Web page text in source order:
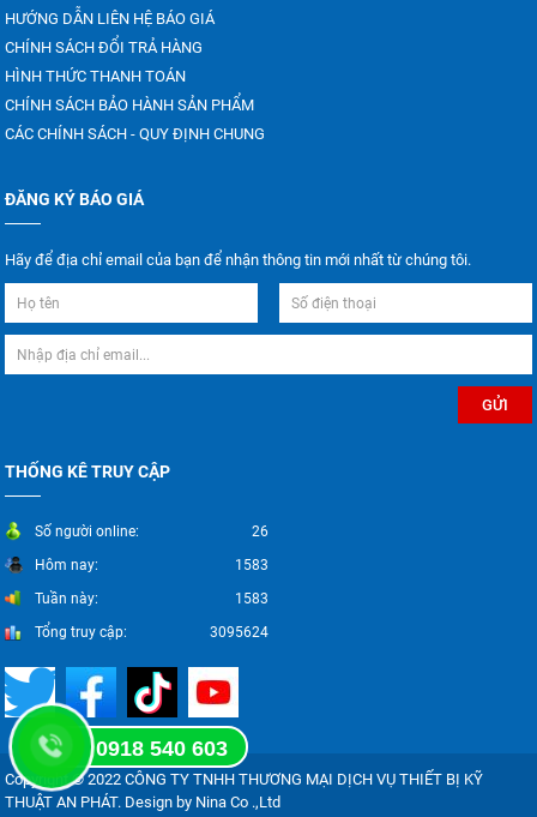
HƯỚNG DẪN LIÊN HỆ BÁO GIÁ
CHÍNH SÁCH ĐỔI TRẢ HÀNG
HÌNH THỨC THANH TOÁN
CHÍNH SÁCH BẢO HÀNH SẢN PHẨM
CÁC CHÍNH SÁCH - QUY ĐỊNH CHUNG
ĐĂNG KÝ BÁO GIÁ
Hãy để địa chỉ email của bạn để nhận thông tin mới nhất từ chúng tôi.
THỐNG KÊ TRUY CẬP
Số người online:
26
Hôm nay:
1583
Tuần này:
1583
Tổng truy cập:
3095624
Copyright © 2022 CÔNG TY TNHH THƯƠNG MẠI DỊCH VỤ THIẾT BỊ KỸ
THUẬT AN PHÁT. Design by Nina Co .,Ltd
0918 540 603